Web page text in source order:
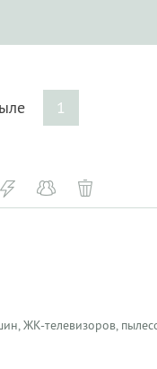
1
ЖК-телевизоров,